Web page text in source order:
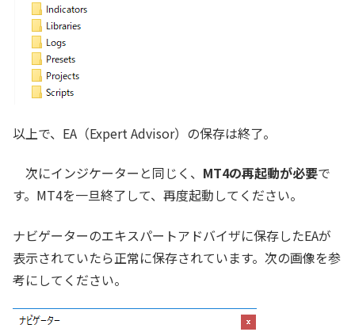
以上で、EA（Expert Advisor）の保存は終了。
次にインジケーターと同じく、 MT4の再起動が必要で
す。MT4を一旦終了して、再度起動してください。
ナビゲーターのエキスパートアドバイザに保存したEAが
表示されていたら正常に保存されています。次の画像を参
考にしてください。